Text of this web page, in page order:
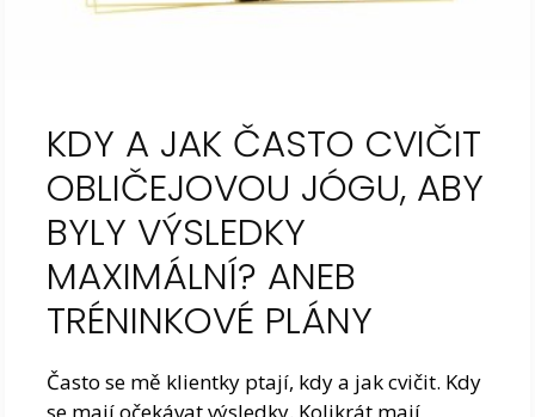
KDY A JAK ČASTO CVIČIT
OBLIČEJOVOU JÓGU, ABY
BYLY VÝSLEDKY
MAXIMÁLNÍ? ANEB
TRÉNINKOVÉ PLÁNY
Často se mě klientky ptají, kdy a jak cvičit. Kdy